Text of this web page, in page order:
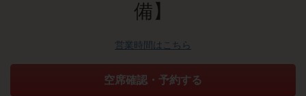
備】
営業時間はこちら
空席確認・予約する